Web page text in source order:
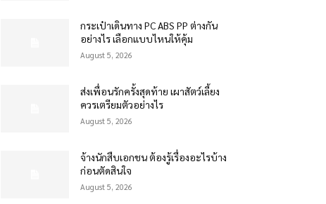
กระเป๋าเดินทาง PC ABS PP ต่างกัน
อย่างไร เลือกแบบไหนให้คุ้ม
August 5, 2026
ส่งเพื่อนรักครั้งสุดท้าย เผาสัตว์เลี้ยง
ควรเตรียมตัวอย่างไร
August 5, 2026
จ้างนักสืบเอกชน ต้องรู้เรื่องอะไรบ้าง
ก่อนตัดสินใจ
August 5, 2026